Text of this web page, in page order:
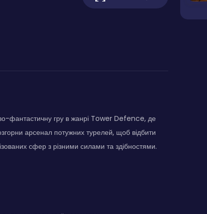
фантастичну гру в жанрі Tower Defence, де
арсенал потужних турелей, щоб відбити
сфер з різними силами та здібностями.